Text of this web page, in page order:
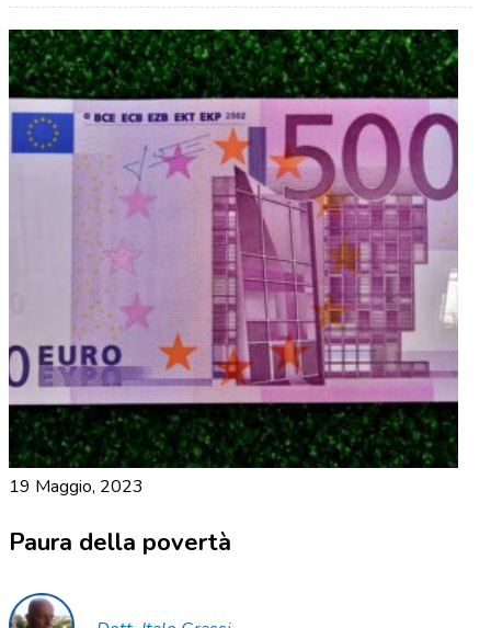
19 Maggio, 2023
Paura della povertà